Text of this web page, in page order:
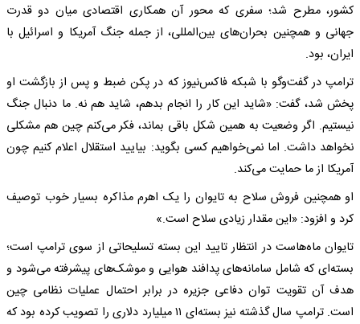
کشور، مطرح شد؛ سفری که محور آن همکاری اقتصادی میان دو قدرت
جهانی و همچنین بحران‌های بین‌المللی، از جمله جنگ آمریکا و اسرائیل با
ایران، بود.
ترامپ در گفت‌وگو با شبکه فاکس‌نیوز که در پکن ضبط و پس از بازگشت او
پخش شد، گفت: «شاید این کار را انجام بدهم، شاید هم نه. ما دنبال جنگ
نیستیم. اگر وضعیت به همین شکل باقی بماند، فکر می‌کنم چین هم مشکلی
نخواهد داشت. اما نمی‌خواهیم کسی بگوید: بیایید استقلال اعلام کنیم چون
آمریکا از ما حمایت می‌کند.
او همچنین فروش سلاح به تایوان را یک اهرم مذاکره بسیار خوب توصیف
کرد و افزود: «این مقدار زیادی سلاح است.»
تایوان ماه‌هاست در انتظار تایید این بسته تسلیحاتی از سوی ترامپ است؛
بسته‌ای که شامل سامانه‌های پدافند هوایی و موشک‌های پیشرفته می‌شود و
هدف آن تقویت توان دفاعی جزیره در برابر احتمال عملیات نظامی چین
است. ترامپ سال گذشته نیز بسته‌ای ۱۱ میلیارد دلاری را تصویب کرده بود که